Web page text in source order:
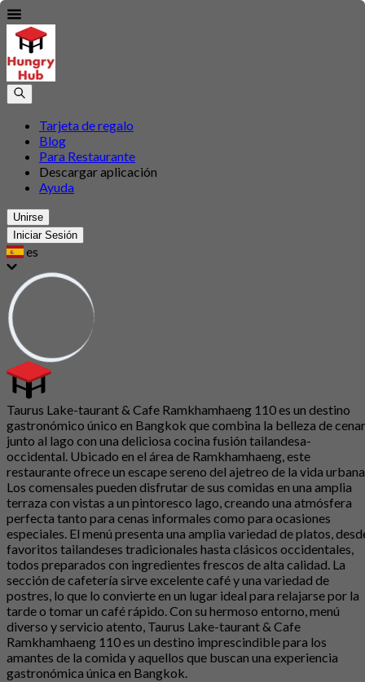
Tarjeta de regalo
Blog
Para Restaurante
Descargar aplicación
Ayuda
Unirse
Iniciar Sesión
es
Taurus Lake-taurant & Cafe Ramkhamhaeng 110 es un destino
gastronómico único en Bangkok que combina la belleza de cenar
junto al lago con una deliciosa cocina fusión tailandesa-
occidental. Ubicado en el área de Ramkhamhaeng, este
restaurante ofrece un escape sereno del ajetreo de la vida
Los comensales pueden disfrutar de sus comidas en una amplia
terraza con vistas a un pintoresco lago, creando una atmósfera
perfecta tanto para cenas informales como para ocasiones
especiales. El menú presenta una amplia variedad de platos,
favoritos tailandeses tradicionales hasta clásicos occidentales,
todos preparados con ingredientes frescos de alta calidad. La
sección de cafetería sirve excelente café y una variedad de
postres, lo que lo convierte en un lugar ideal para relajarse por la
tarde o tomar un café rápido. Con su hermoso entorno, menú
diverso y servicio atento, Taurus Lake-taurant & Cafe
Ramkhamhaeng 110 es un destino imprescindible para los
amantes de la comida y aquellos que buscan una experiencia
gastronómica única en Bangkok.